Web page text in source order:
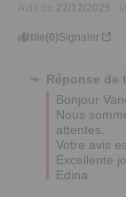
22/12/2025
Utile(0)Signaler
Réponse de
Bonjour
Nous
attentes.
Votre avis
Excellente
Edina